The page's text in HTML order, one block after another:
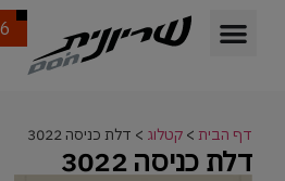
דף הבית > קטלוג > דלת כניסה 3022
דלת כניסה 3022